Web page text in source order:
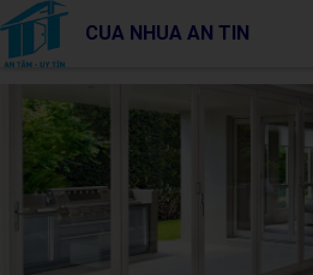
CUA NHUA AN TIN